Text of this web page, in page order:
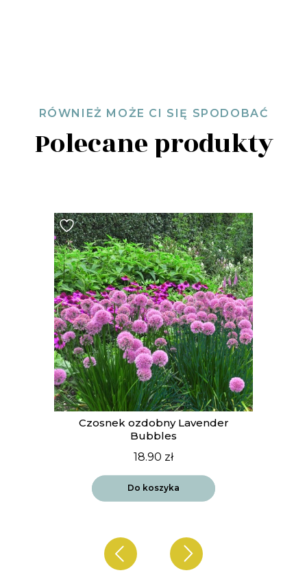
RÓWNIEŻ MOŻE CI SIĘ SPODOBAĆ
Polecane produkty
Czosnek ozdobny Lavender
Bubbles
18.90 zł
Do koszyka